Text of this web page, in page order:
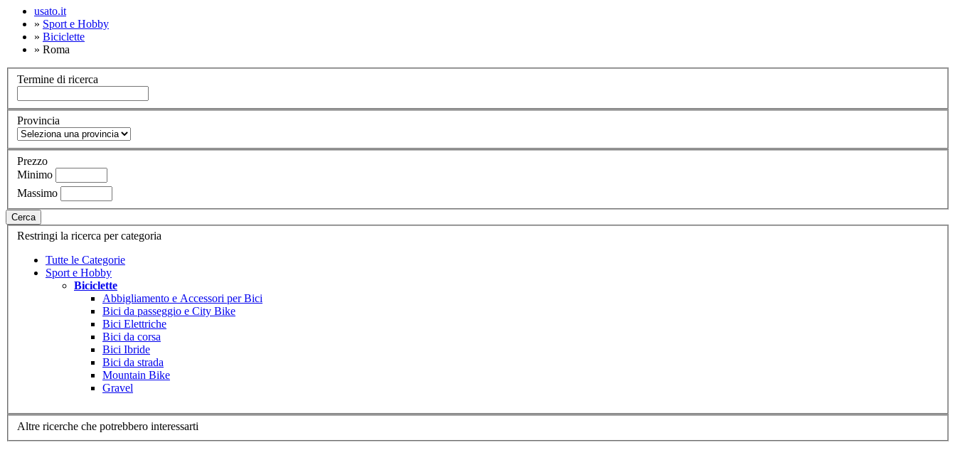
usato.it
» Sport e Hobby
» Biciclette
» Roma
Termine di ricerca
Provincia
Prezzo
Minimo
Massimo
Cerca
Restringi la ricerca per categoria
Tutte le Categorie
Sport e Hobby
Biciclette
Abbigliamento e Accessori per Bici
Bici da passeggio e City Bike
Bici Elettriche
Bici da corsa
Bici Ibride
Bici da strada
Mountain Bike
Gravel
Altre ricerche che potrebbero interessarti